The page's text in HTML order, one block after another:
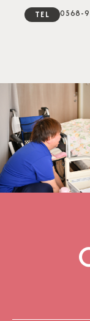
TEL
0568-